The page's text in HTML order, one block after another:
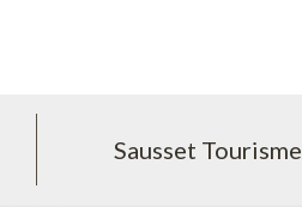
Sausset Tourisme